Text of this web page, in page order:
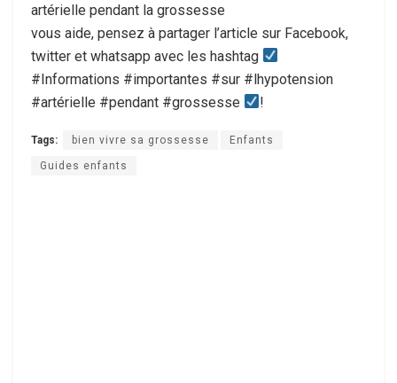
artérielle pendant la grossesse
vous aide, pensez à partager l’article sur Facebook,
twitter et whatsapp avec les hashtag
#Informations #importantes #sur #lhypotension
#artérielle #pendant #grossesse
!
Tags: bien vivre sa grossesse Enfants
Guides enfants